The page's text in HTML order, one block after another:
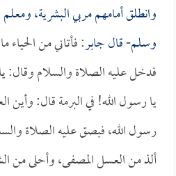
وانطلق أمامهم مربي البشرية، ومعلم
وسلم- قالجابر: فأتاني من الحياء
فدخل عليه الصلاة والسلام وقال: يا
يا رسول الله! في البرمة قال:
رسول الله، فبصق عليه الصلاة
ألذ من العسل المصفى، وأحلى من